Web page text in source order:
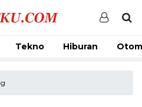
Tekno Hiburan